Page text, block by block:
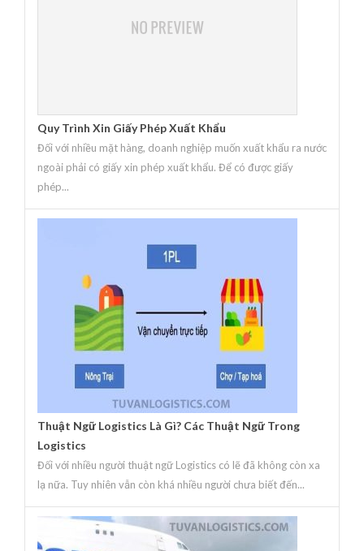
Quy Trình Xin Giấy Phép Xuất Khẩu
Đối với nhiều mặt hàng, doanh nghiệp muốn xuất khẩu ra nước
ngoài phải có giấy xin phép xuất khẩu. Để có được giấy
phép...
Thuật Ngữ Logistics Là Gì? Các Thuật Ngữ Trong
Logistics
Đối với nhiều người thuật ngữ Logistics có lẽ đã không còn xa
lạ nữa. Tuy nhiên vẫn còn khá nhiều người chưa biết đến...